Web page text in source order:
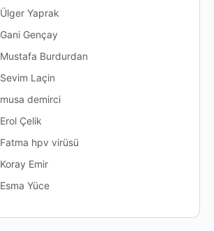
Ülger Yaprak
Gani Gençay
Mustafa Burdurdan
Sevim Laçin
musa demirci
Erol Çelik
Fatma hpv virüsü
Koray Emir
Esma Yüce